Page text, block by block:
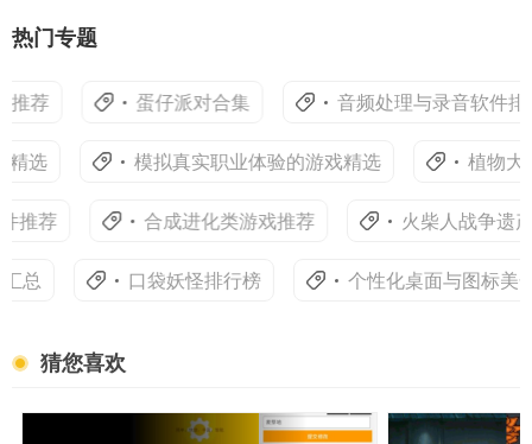
热门专题
荐 蛋仔派对合集 音频处理与录音软件排
选 模拟真实职业体验的游戏精选 植物大
推荐 合成进化类游戏推荐 火柴人战争遗产
总 口袋妖怪排行榜 个性化桌面与图标美
猜您喜欢